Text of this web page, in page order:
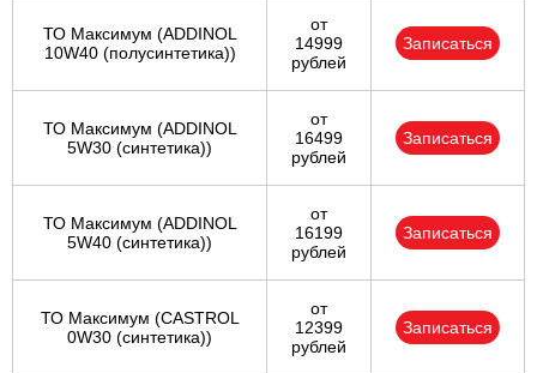
ТО Максимум (ADDINOL
10W40 (полусинтетика))
от
14999
рублей
Записаться
ТО Максимум (ADDINOL
5W30 (синтетика))
от
16499
рублей
Записаться
ТО Максимум (ADDINOL
5W40 (синтетика))
от
16199
рублей
Записаться
ТО Максимум (CASTROL
0W30 (синтетика))
от
12399
рублей
Записаться